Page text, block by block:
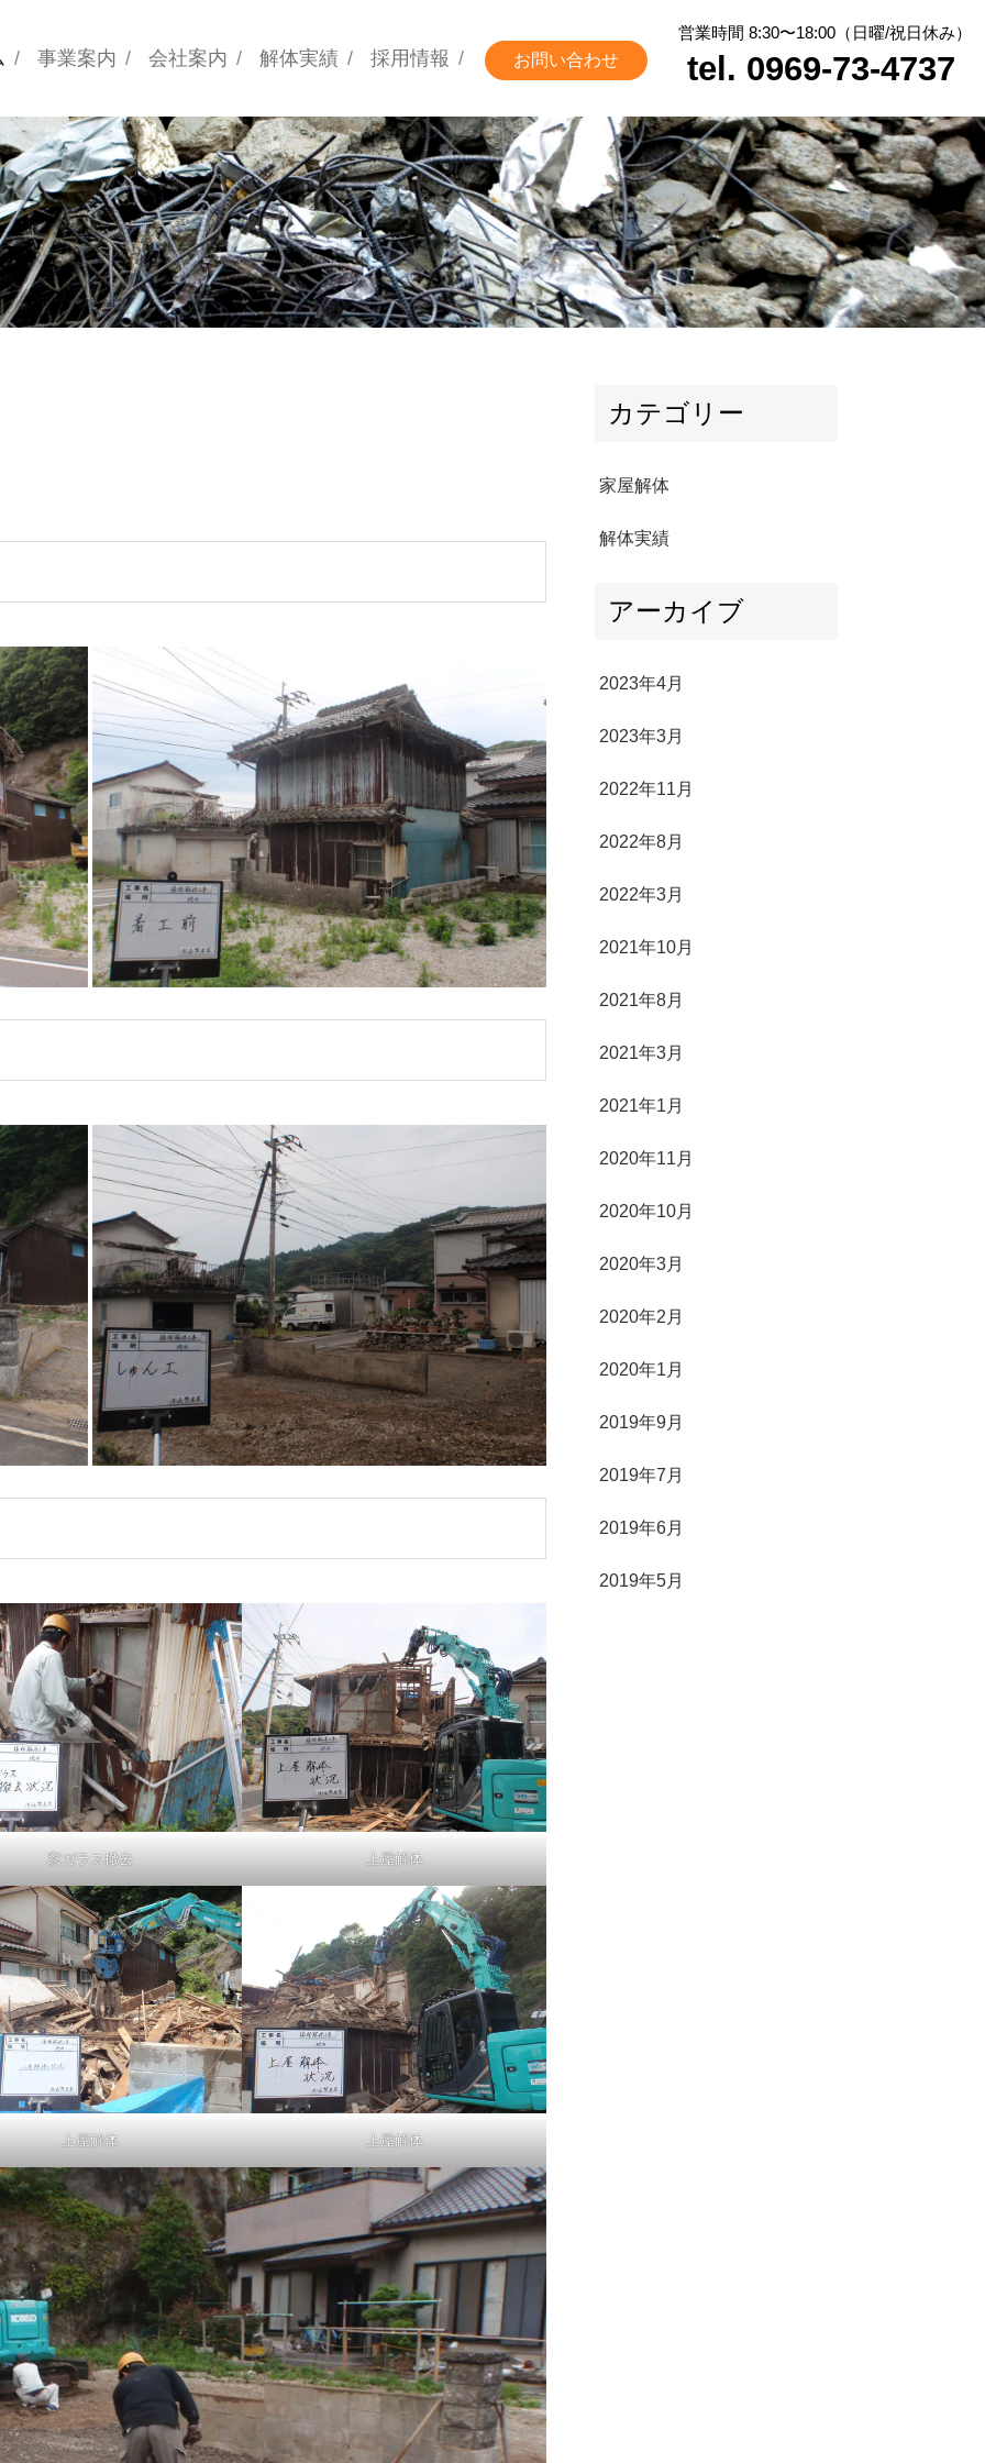
事業案内 会社案内 解体実績 採用情報 お問い合わせ
営業時間 8:30〜18:00（日曜/祝日休み）
tel. 0969-73-4737
窓ガラス撤去 上屋解体
上屋解体 上屋解体
カテゴリー
家屋解体
解体実績
アーカイブ
2023年4月
2023年3月
2022年11月
2022年8月
2022年3月
2021年10月
2021年8月
2021年3月
2021年1月
2020年11月
2020年10月
2020年3月
2020年2月
2020年1月
2019年9月
2019年7月
2019年6月
2019年5月